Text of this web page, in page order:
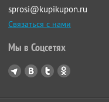
sprosi@kupikupon.ru
Связаться с нами
Мы в Соцсетях